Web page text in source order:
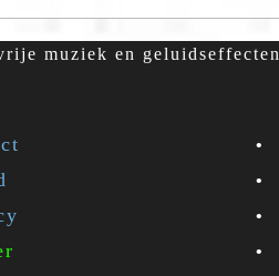
muziek en geluidseffecten